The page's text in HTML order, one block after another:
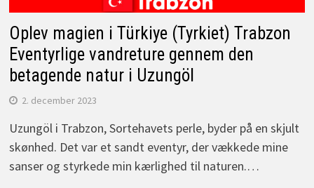
Oplev magien i Türkiye (Tyrkiet) Trabzon
Eventyrlige vandreture gennem den
betagende natur i Uzungöl
2. december 2023
Uzungöl i Trabzon, Sortehavets perle, byder på en skjult
skønhed. Det var et sandt eventyr, der vækkede mine
sanser og styrkede min kærlighed til naturen.…